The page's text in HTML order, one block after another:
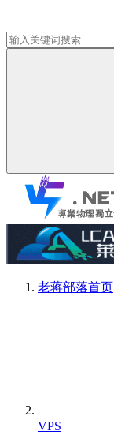
老蒋部落首页
VPS